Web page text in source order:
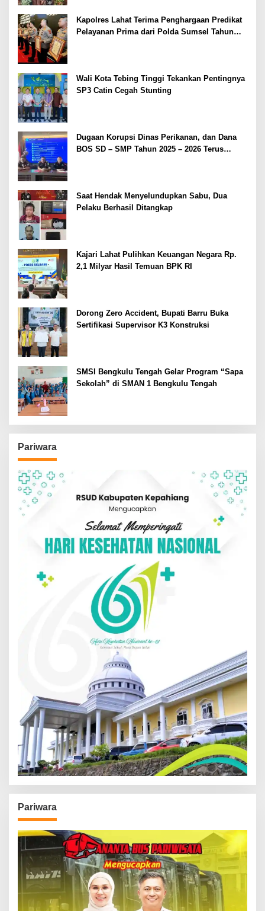
Kapolres Lahat Terima Penghargaan Predikat
Pelayanan Prima dari Polda Sumsel Tahun
Wali Kota Tebing Tinggi Tekankan Pentingnya
SP3 Catin Cegah Stunting
Dugaan Korupsi Dinas Perikanan, dan Dana
BOS SD – SMP Tahun 2025 – 2026 Terus
Saat Hendak Menyelundupkan Sabu, Dua
Pelaku Berhasil Ditangkap
Kajari Lahat Pulihkan Keuangan Negara Rp.
2,1 Milyar Hasil Temuan BPK RI
Dorong Zero Accident, Bupati Barru Buka
Sertifikasi Supervisor K3 Konstruksi
SMSI Bengkulu Tengah Gelar Program “Sapa
Sekolah” di SMAN 1 Bengkulu Tengah
Pariwara
Pariwara